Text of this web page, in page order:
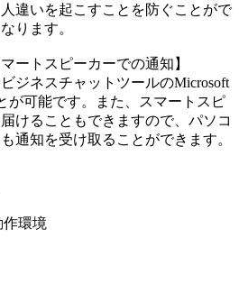
違いを起こすことを防ぐことがで
ります。
ートスピーカーでの通知】
ジネスチャットツールのMicrosoft
が可能です。また、スマートスピ
けることもできますので、パソコ
通知を受け取ることができます。
作環境